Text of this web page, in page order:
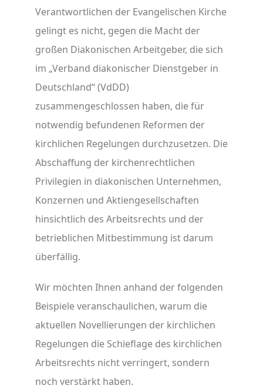
Verantwortlichen der Evangelischen Kirche
gelingt es nicht, gegen die Macht der
großen Diakonischen Arbeitgeber, die sich
im „Verband diakonischer Dienstgeber in
Deutschland“ (VdDD)
zusammengeschlossen haben, die für
notwendig befundenen Reformen der
kirchlichen Regelungen durchzusetzen. Die
Abschaffung der kirchenrechtlichen
Privilegien in diakonischen Unternehmen,
Konzernen und Aktiengesellschaften
hinsichtlich des Arbeitsrechts und der
betrieblichen Mitbestimmung ist darum
überfällig.
Wir möchten Ihnen anhand der folgenden
Beispiele veranschaulichen, warum die
aktuellen Novellierungen der kirchlichen
Regelungen die Schieflage des kirchlichen
Arbeitsrechts nicht verringert, sondern
noch verstärkt haben.